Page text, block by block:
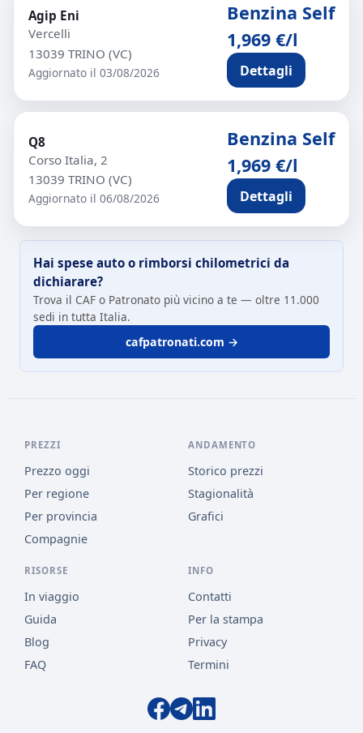
Agip Eni
Vercelli
13039 TRINO (VC)
Aggiornato il 03/08/2026
Benzina Self
1,969 €/l
Dettagli
Q8
Corso Italia, 2
13039 TRINO (VC)
Aggiornato il 06/08/2026
Benzina Self
1,969 €/l
Dettagli
Hai spese auto o rimborsi chilometrici da
dichiarare?
Trova il CAF o Patronato più vicino a te — oltre 11.000
sedi in tutta Italia.
cafpatronati.com →
PREZZI
Prezzo oggi
Per regione
Per provincia
Compagnie
ANDAMENTO
Storico prezzi
Stagionalità
Grafici
RISORSE
In viaggio
Guida
Blog
FAQ
INFO
Contatti
Per la stampa
Privacy
Termini